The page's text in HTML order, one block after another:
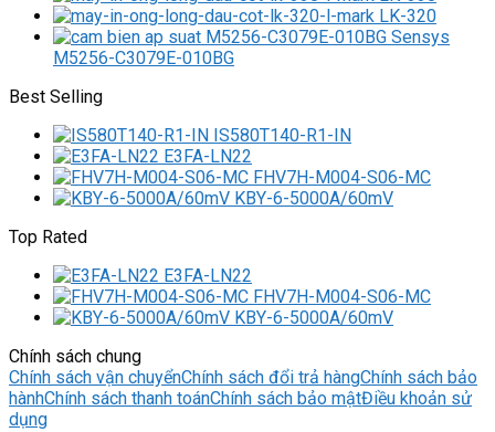
LK-320
M5256-C3079E-010BG
Best Selling
IS580T140-R1-IN
E3FA-LN22
FHV7H-M004-S06-MC
KBY-6-5000A/60mV
Top Rated
E3FA-LN22
FHV7H-M004-S06-MC
KBY-6-5000A/60mV
Chính sách chung
Chính sách vận chuyểnChính sách đổi trả hàngChính sách bảo
hànhChính sách thanh toánChính sách bảo mậtĐiều khoản sử
dụng